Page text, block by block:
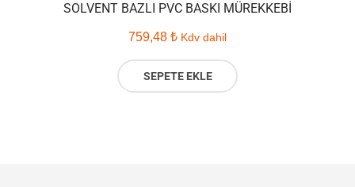
SOLVENT BAZLI PVC BASKI MÜREKKEBI
759,48 ₺ Kdv dahil
SEPETE EKLE